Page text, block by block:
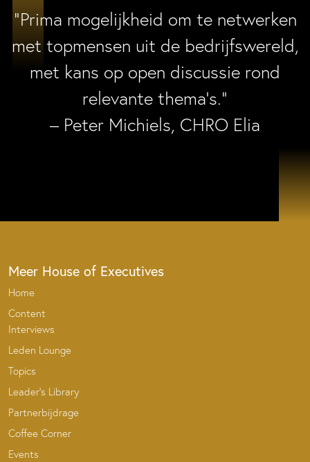
“Prima mogelijkheid om te netwerken
met topmensen uit de bedrijfswereld,
met kans op open discussie rond
relevante thema’s.”
– Peter Michiels, CHRO Elia
Meer House of Executives
Home
Content
Interviews
Leden Lounge
Topics
Leader’s Library
Partnerbijdrage
Coffee Corner
Events